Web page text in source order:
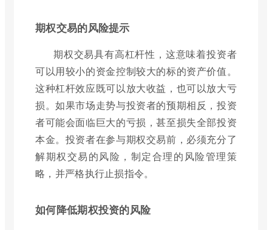
期权交易的风险提示
期权交易具有高杠杆性，这意味着投资者
可以用较小的资金控制较大的标的资产价值。
这种杠杆效应既可以放大收益，也可以放大亏
损。如果市场走势与投资者的预期相反，投资
者可能会面临巨大的亏损，甚至损失全部投资
本金。投资者在参与期权交易前，必须充分了
解期权交易的风险，制定合理的风险管理策
略，并严格执行止损指令。
如何降低期权投资的风险